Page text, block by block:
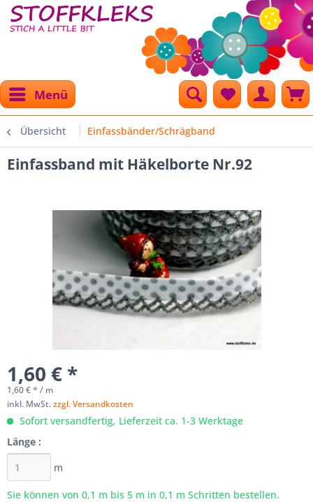
Menü
Übersicht Einfassbänder/Schrägband
Einfassband mit Häkelborte Nr.92
1,60 € *
1,60 € * / m
inkl. MwSt.zzgl. Versandkosten
Sofort versandfertig, Lieferzeit ca. 1-3 Werktage
Länge :
m
Sie können von 0,1 m bis 5 m in 0,1 m Schritten bestellen.